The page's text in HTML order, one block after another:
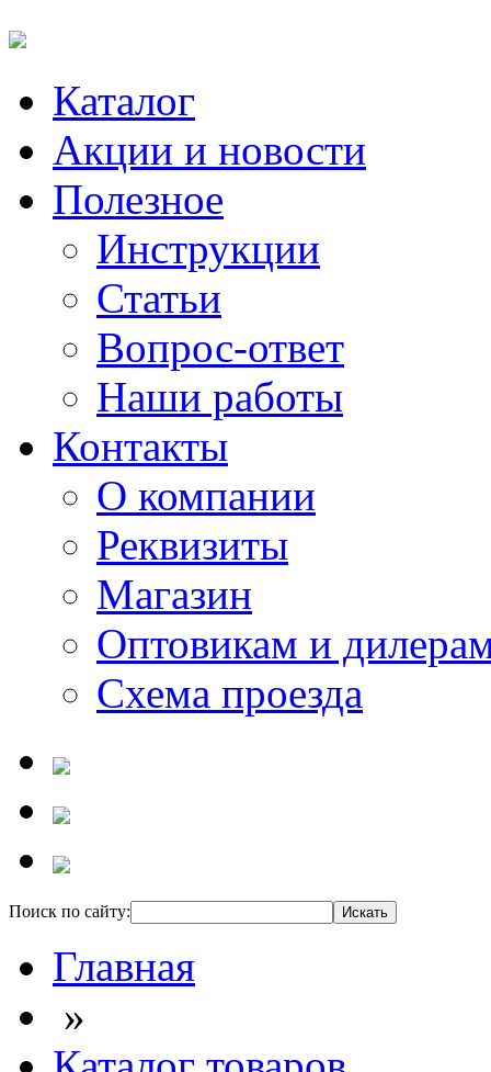
Каталог
Акции и новости
Полезное
Инструкции
Статьи
Вопрос-ответ
Наши работы
Контакты
О компании
Реквизиты
Магазин
Оптовикам и
Схема проезда
Поиск по сайту:
Главная
»